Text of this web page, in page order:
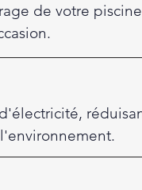
de votre